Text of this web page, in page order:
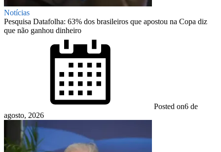
Notícias
Pesquisa Datafolha: 63% dos brasileiros que apostou na Copa diz
que não ganhou dinheiro
Posted on6 de
agosto, 2026